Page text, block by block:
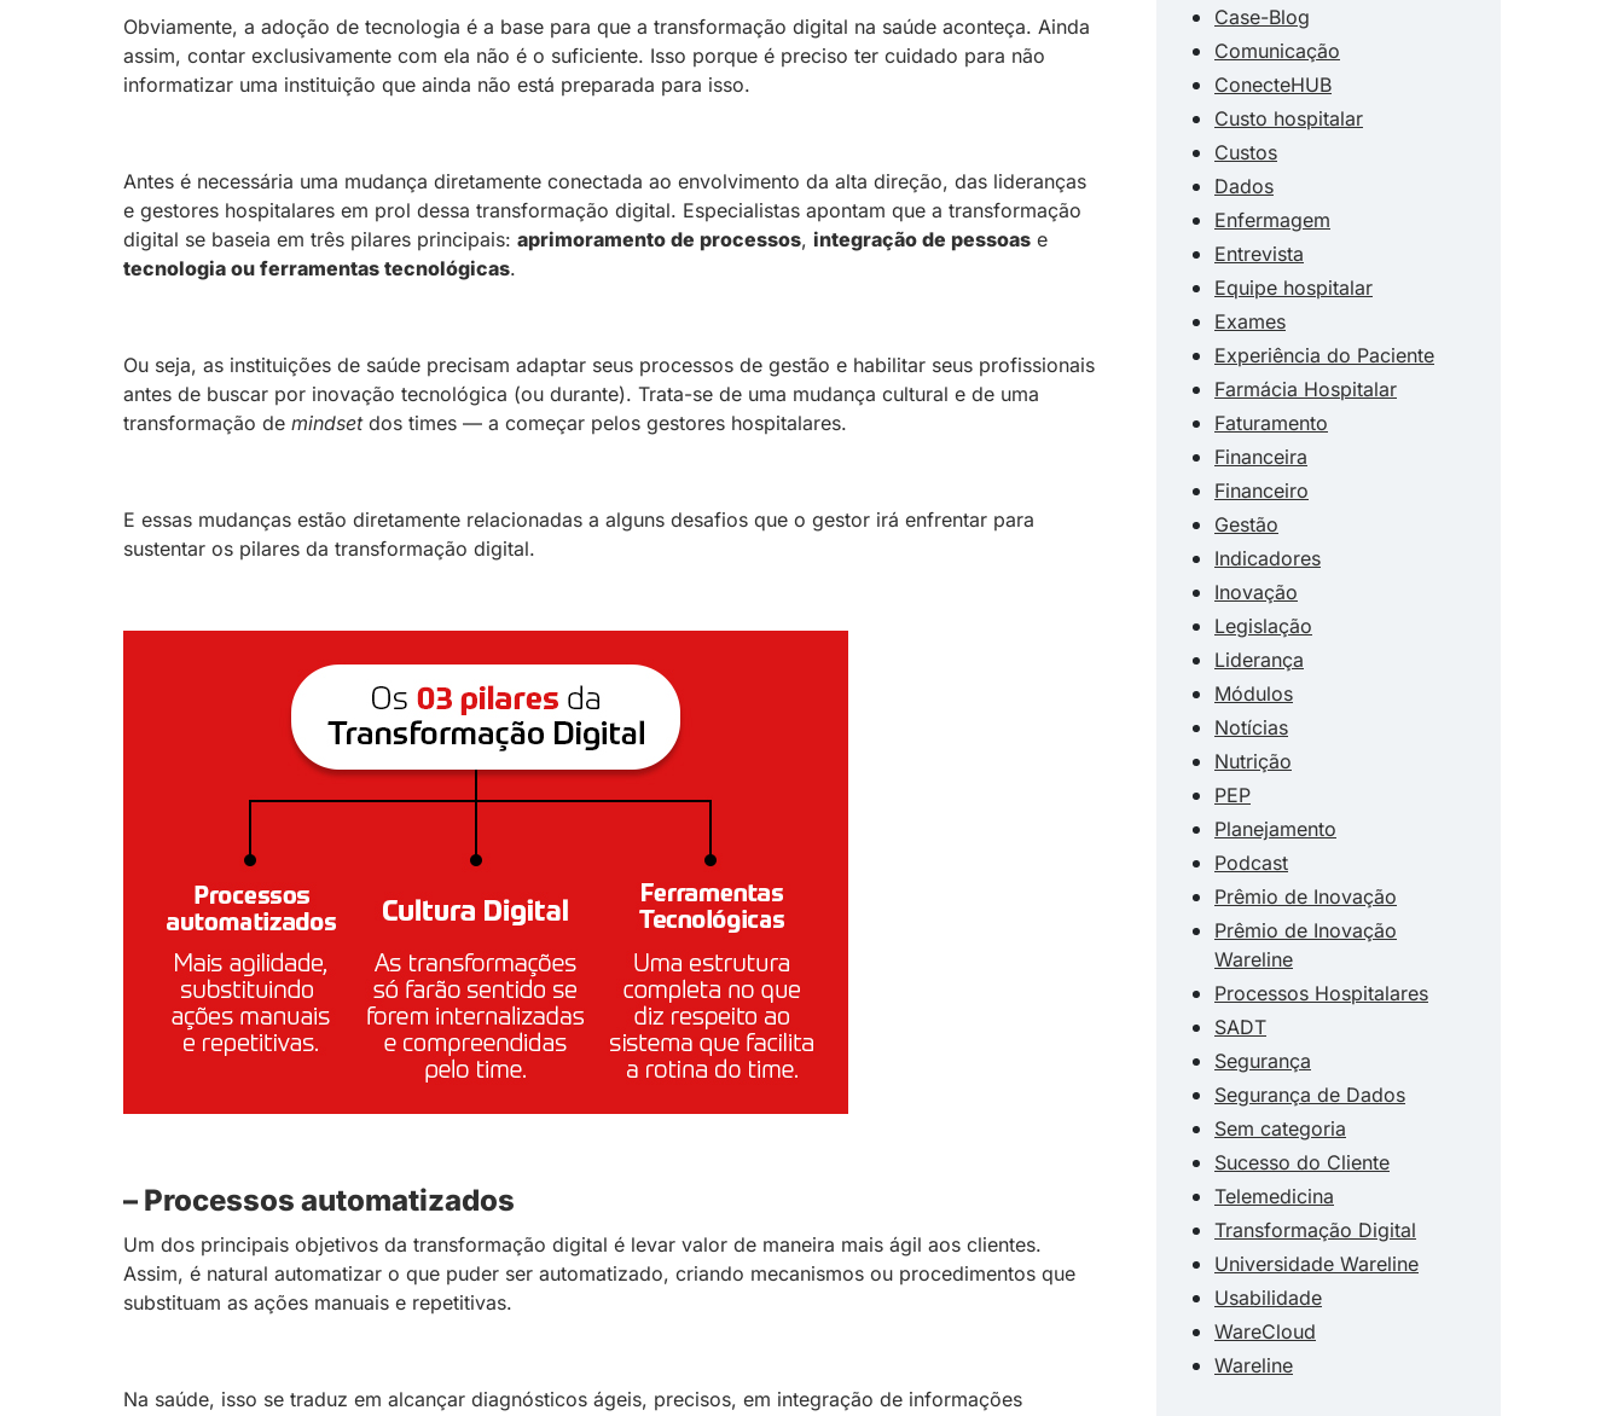
Obviamente, a adoção de tecnologia é a base para que a transformação digital na saúde aconteça. Ainda
assim, contar exclusivamente com ela não é o suficiente. Isso porque é preciso ter cuidado para não
informatizar uma instituição que ainda não está preparada para isso.
Antes é necessária uma mudança diretamente conectada ao envolvimento da alta direção, das lideranças
e gestores hospitalares em prol dessa transformação digital. Especialistas apontam que a transformação
digital se baseia em três pilares principais: aprimoramento de processos, integração de pessoas e
tecnologia ou ferramentas tecnológicas.
Ou seja, as instituições de saúde precisam adaptar seus processos de gestão e habilitar seus profissionais
antes de buscar por inovação tecnológica (ou durante). Trata-se de uma mudança cultural e de uma
transformação de mindsetdos times — a começar pelos gestores hospitalares.
E essas mudanças estão diretamente relacionadas a alguns desafios que o gestor irá enfrentar para
sustentar os pilares da transformação digital.
– Processos automatizados
Um dos principais objetivos da transformação digital é levar valor de maneira mais ágil aos clientes.
Assim, é natural automatizar o que puder ser automatizado, criando mecanismos ou procedimentos que
substituam as ações manuais e repetitivas.
Na saúde, isso se traduz em alcançar diagnósticos ágeis, precisos, em integração de informações
Case-Blog
Comunicação
ConecteHUB
Custo hospitalar
Custos
Dados
Enfermagem
Entrevista
Equipe hospitalar
Exames
Experiência do Paciente
Farmácia Hospitalar
Faturamento
Financeira
Financeiro
Gestão
Indicadores
Inovação
Legislação
Liderança
Módulos
Notícias
Nutrição
PEP
Planejamento
Podcast
Prêmio de Inovação
Prêmio de Inovação
Wareline
Processos Hospitalares
SADT
Segurança
Segurança de Dados
Sem categoria
Sucesso do Cliente
Telemedicina
Transformação Digital
Universidade Wareline
Usabilidade
WareCloud
Wareline